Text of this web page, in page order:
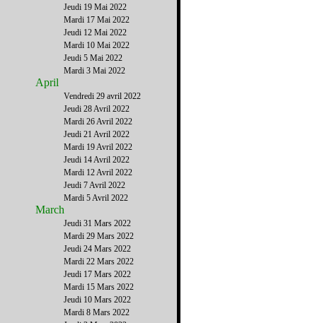
Jeudi 19 Mai 2022
Mardi 17 Mai 2022
Jeudi 12 Mai 2022
Mardi 10 Mai 2022
Jeudi 5 Mai 2022
Mardi 3 Mai 2022
April
Vendredi 29 avril 2022
Jeudi 28 Avril 2022
Mardi 26 Avril 2022
Jeudi 21 Avril 2022
Mardi 19 Avril 2022
Jeudi 14 Avril 2022
Mardi 12 Avril 2022
Jeudi 7 Avril 2022
Mardi 5 Avril 2022
March
Jeudi 31 Mars 2022
Mardi 29 Mars 2022
Jeudi 24 Mars 2022
Mardi 22 Mars 2022
Jeudi 17 Mars 2022
Mardi 15 Mars 2022
Jeudi 10 Mars 2022
Mardi 8 Mars 2022